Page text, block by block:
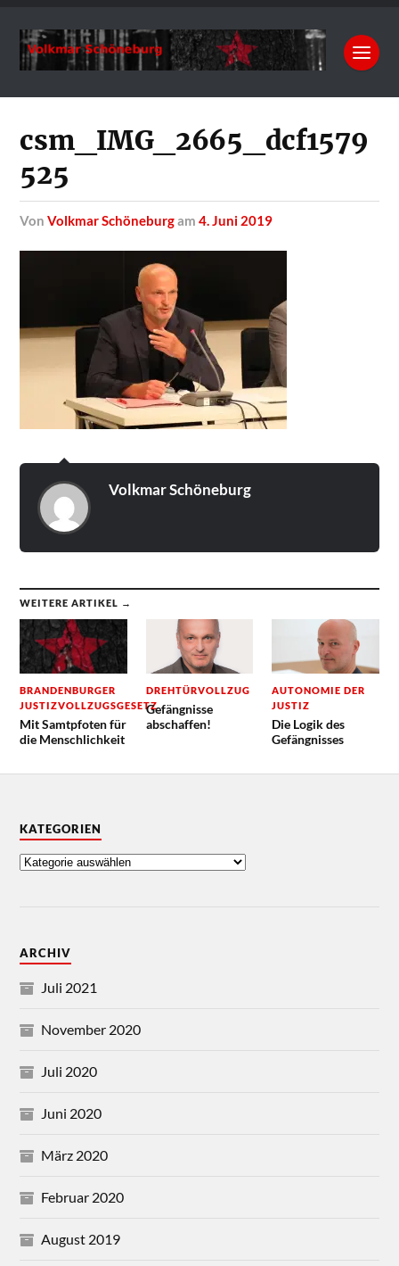
csm_IMG_2665_dcf1579
525
vonVolkmar Schöneburgam4. Juni 2019
Volkmar Schöneburg
WEITERE ARTIKEL →
BRANDENBURGER
JUSTIZVOLLZUGSGESETZ
Mit Samtpfoten für
die Menschlichkeit
DREHTÜRVOLLZUG
Gefängnisse
abschaffen!
AUTONOMIE DER
JUSTIZ
Die Logik des
Gefängnisses
KATEGORIEN
ARCHIV
Juli 2021
November 2020
Juli 2020
Juni 2020
März 2020
Februar 2020
August 2019